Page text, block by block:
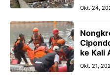
Okt. 24,
ke Kali
Okt. 21,